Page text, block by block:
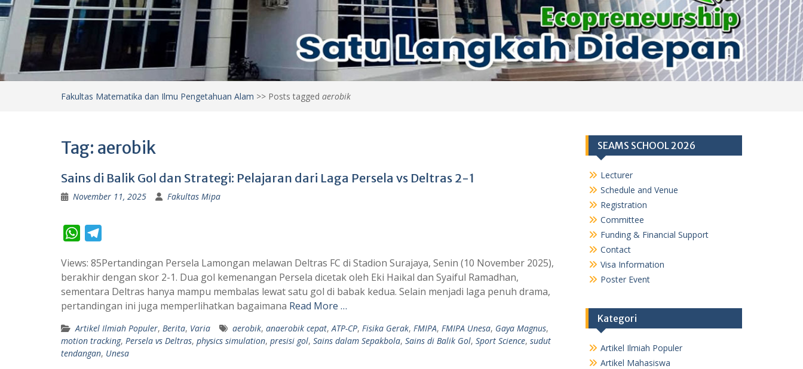
Fakultas Matematika dan Ilmu Pengetahuan Alam >> Posts tagged aerobik
Tag: aerobik
Sains di Balik Gol dan Strategi: Pelajaran dari Laga Persela vs Deltras 2-1
November 11, 2025 Fakultas Mipa
W
a
t
p
p
l
e
a
m
Views: 85Pertandingan Persela Lamongan melawan Deltras FC di Stadion Surajaya, Senin (10 November 2025),
berakhir dengan skor 2-1. Dua gol kemenangan Persela dicetak oleh Eki Haikal dan Syaiful Ramadhan,
sementara Deltras hanya mampu membalas lewat satu gol di babak kedua. Selain menjadi laga penuh drama,
pertandingan ini juga memperlihatkan bagaimana Read More …
Artikel Ilmiah Populer, Berita, Varia aerobik, anaerobik cepat,ATP-CP, Fisika Gerak, FMIPA, FMIPA Unesa, Gaya Magnus,
motion tracking, Persela vs Deltras, physics simulation, presisi gol, Sains dalam Sepakbola, Sains di Balik Gol, Sport Science, sudut
tendangan, Unesa
SEAMS SCHOOL 2026
Lecturer
Schedule and Venue
Registration
Committee
Funding & Financial Support
Contact
Visa Information
Poster Event
Kategori
Artikel Ilmiah Populer
Artikel Mahasiswa